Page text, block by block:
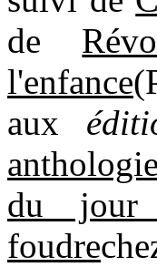
de
l'enfance
aux
du
foudre